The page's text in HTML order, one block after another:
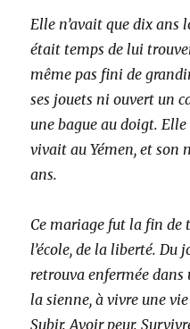
Elle n’avait que dix ans
était temps de lui
même pas fini de
ses jouets ni ouvert un
une bague au doigt.
vivait au Yémen, et son
ans.
Ce mariage fut la fin de
l’école, de la liberté. Du
retrouva enfermée dans
la sienne, à vivre une vie
Subir. Avoir peur.